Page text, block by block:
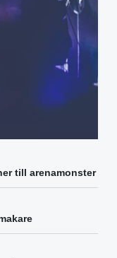
till arenamonster